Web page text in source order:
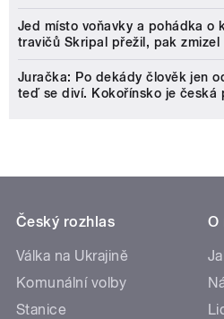
Jed místo voňavky a pohádka o
travičů Skripal přežil, pak zmizel
Juračka: Po dekády člověk jen
teď se diví. Kokořínsko je česká
Český rozhlas
Válka na Ukrajině
Komunální volby
Stanice
O